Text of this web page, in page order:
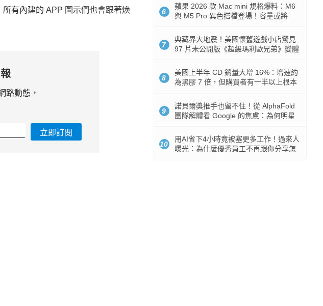
有內建的 APP 圖示們也會跟著煥
路動態，
立即訂閱
6
蘋果 2026 款 Mac mini 規格爆料：M6
與 M5 Pro 異色搭檔登場！容量或將
7
典藏界大地震！美國懷舊遊戲小店驚見
97 片未公開版《超級瑪利歐兄弟》變體
8
美國上半年 CD 銷量大增 16%：增速約
為黑膠 7 倍，但購買者有一半以上根本
9
諾貝爾獎推手也留不住！從 AlphaFold
團隊解體看 Google 的焦慮：為何明星
10
用AI省下4小時竟被塞更多工作！過來人
曝光：為什麼優秀員工不再跟你分享怎